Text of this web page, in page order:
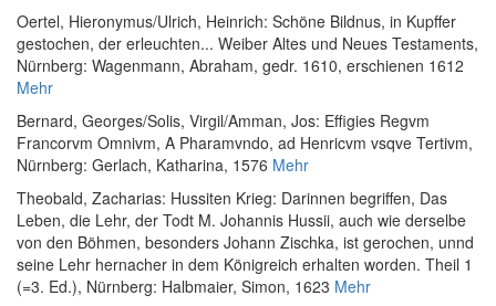
Oertel, Hieronymus/Ulrich, Heinrich: Schöne Bildnus, in Kupffer
gestochen, der erleuchten... Weiber Altes und Neues Testaments,
Nürnberg: Wagenmann, Abraham, gedr. 1610, erschienen 1612
Mehr
Bernard, Georges/Solis, Virgil/Amman, Jos: Effigies Regvm
Francorvm Omnivm, A Pharamvndo, ad Henricvm vsqve Tertivm,
Nürnberg: Gerlach, Katharina, 1576 Mehr
Theobald, Zacharias: Hussiten Krieg: Darinnen begriffen, Das
Leben, die Lehr, der Todt M. Johannis Hussii, auch wie derselbe
von den Böhmen, besonders Johann Zischka, ist gerochen, unnd
seine Lehr hernacher in dem Königreich erhalten worden. Theil 1
(=3. Ed.), Nürnberg: Halbmaier, Simon, 1623 Mehr